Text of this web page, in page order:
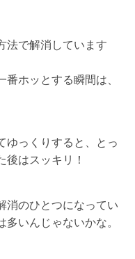
法で解消しています
ホッとする瞬間は、
ゆっくりすると、とっ
後はスッキリ！
消のひとつになってい
いんじゃないかな。